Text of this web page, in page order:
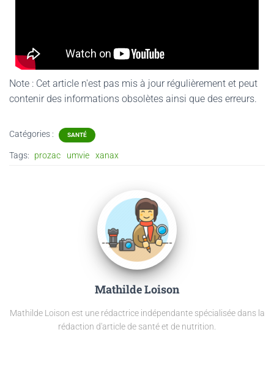
Note : Cet article n'est pas mis à jour régulièrement et peut
contenirdes informations obsolètes ainsi que des erreurs.
Catégories : SANTÉ
Tags: prozac umvie xanax
Mathilde Loison
Mathilde Loison est une rédactrice indépendante spécialisée dans la
rédaction d'article de santé et de nutrition.